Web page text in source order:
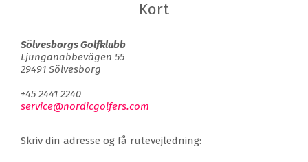
Kort
Sölvesborgs Golfklubb
Ljunganabbevägen 55
29491 Sölvesborg
+45 2441 2240
service@nordicgolfers.com
Skriv din adresse og få rutevejledning: